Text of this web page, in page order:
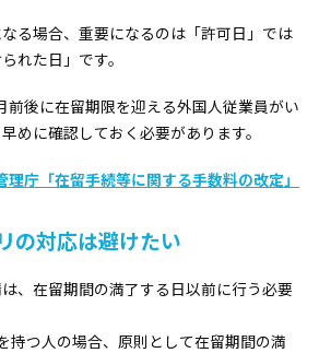
る場合、重要になるのは「許可日」では
れた日」です。
前後に在留期限を迎える外国人従業員がい
めに確認しておく必要があります。
理庁「在留手続等に関する手数料の改定」
の対応は避けたい
、在留期間の満了する日以前に行う必要
持つ人の場合、原則として在留期間の満